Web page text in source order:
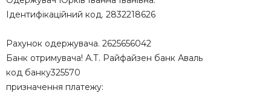
Ідентифікаційний код. 2832218626
Рахунок одержувача. 2625656042
Банк отримувача! А.Т. Райфайзен банк Аваль
код банку325570
призначення платежу: